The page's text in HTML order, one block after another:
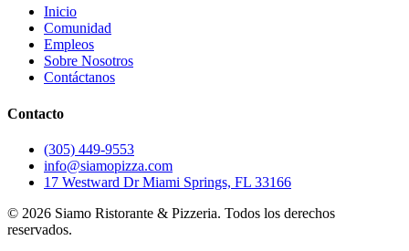
Inicio
Comunidad
Empleos
Sobre Nosotros
Contáctanos
Contacto
(305) 449-9553
info@siamopizza.com
17 Westward Dr Miami Springs, FL 33166
© 2026 Siamo Ristorante & Pizzeria. Todos los derechos
reservados.